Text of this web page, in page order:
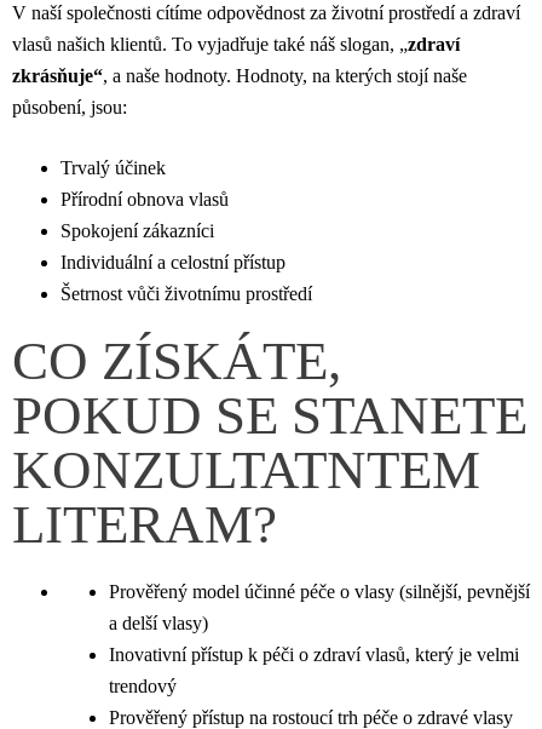
V naší společnosti cítíme odpovědnost za životní prostředí a zdraví
vlasů našich klientů. To vyjadřuje také náš slogan, „zdraví
zkrásňuje“, a naše hodnoty. Hodnoty, na kterých stojí naše
působení, jsou:
Trvalý účinek
Přírodní obnova vlasů
Spokojení zákazníci
Individuální a celostní přístup
Šetrnost vůči životnímu prostředí
CO ZÍSKÁTE,
POKUD SE STANETE
KONZULTATNTEM
LITERAM?
Prověřený model účinné péče o vlasy (silnější, pevnější
a delší vlasy)
Inovativní přístup k péči o zdraví vlasů, který je velmi
trendový
Prověřený přístup na rostoucí trh péče o zdravé vlasy